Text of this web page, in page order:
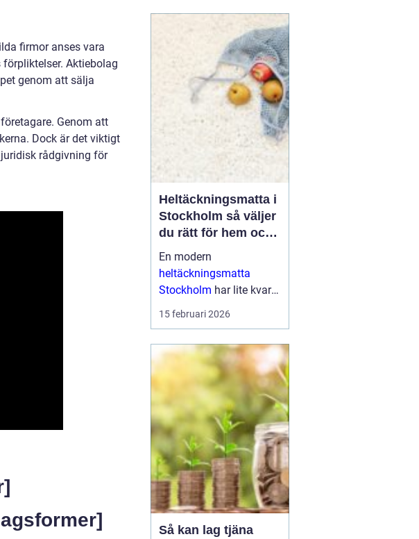
firmor anses vara
Aktiebolag
genom att sälja
Genom att
Dock är det viktigt
rådgivning för
miljö där teknik, affär
och reglering möts och
ofta krockar.
Tillväxttakten är hög,
regelverken skärps och
konkurrens...
Heltäckningsmatta i
Stockholm så väljer
du rätt för hem och
kontor
En modern
heltäckningsmatta
Stockholm har lite kvar
gemensamt med de
och 80-talet. I da...
15 februari 2026
Så kan lag tjäna